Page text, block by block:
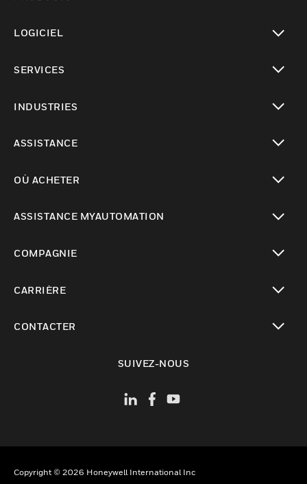
LOGICIEL
SERVICES
INDUSTRIES
ASSISTANCE
OÙ ACHETER
ASSISTANCE MYAUTOMATION
COMPAGNIE
CARRIÈRE
CONTACTER
SUIVEZ-NOUS
Copyright © 2026 Honeywell International Inc